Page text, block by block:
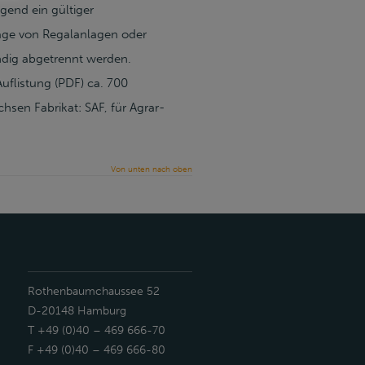
ein gültiger
von Regalanlagen oder
abgetrennt werden.
(PDF) ca. 700
Fabrikat: SAF, für Agrar-
Von unten nach oben
Rothenbaumchaussee 52
D-20148 Hamburg
T +49 (0)40 – 469 666-70
F +49 (0)40 – 469 666-80